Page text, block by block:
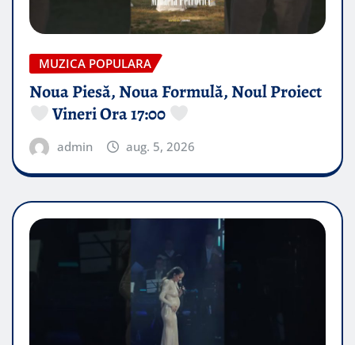
MUZICA POPULARA
Noua Piesă, Noua Formulă, Noul Proiect
Vineri Ora 17:00
admin aug. 5, 2026